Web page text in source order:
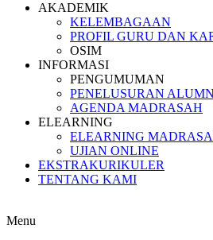
AKADEMIK
KELEMBAGAAN
PROFIL GURU DAN
OSIM
INFORMASI
PENGUMUMAN
PENELUSURAN
AGENDA MADRASAH
ELEARNING
ELEARNING
UJIAN ONLINE
EKSTRAKURIKULER
TENTANG KAMI
Menu